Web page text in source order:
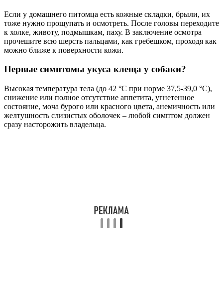
Если у домашнего питомца есть кожные складки, брыли, их
тоже нужно прощупать и осмотреть. После головы переходите
к холке, животу, подмышкам, паху. В заключение осмотра
прочешите всю шерсть пальцами, как гребешком, проходя как
можно ближе к поверхности кожи.
Первые симптомы укуса клеща у собаки?
Высокая температура тела (до 42 °C при норме 37,5-39,0 °C),
снижение или полное отсутствие аппетита, угнетенное
состояние, моча бурого или красного цвета, анемичность или
желтушность слизистых оболочек – любой симптом должен
сразу насторожить владельца.